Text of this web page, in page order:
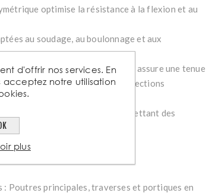
optimise la résistance à la flexion et au
au soudage, au boulonnage et aux
proposé par Aciers Grosjean assure une tenue
une compatibilité avec les protections
ratio poids/performances, permettant des
: Poutres principales, traverses et portiques en
d'offrir nos services. En
acceptez notre utilisation
plus